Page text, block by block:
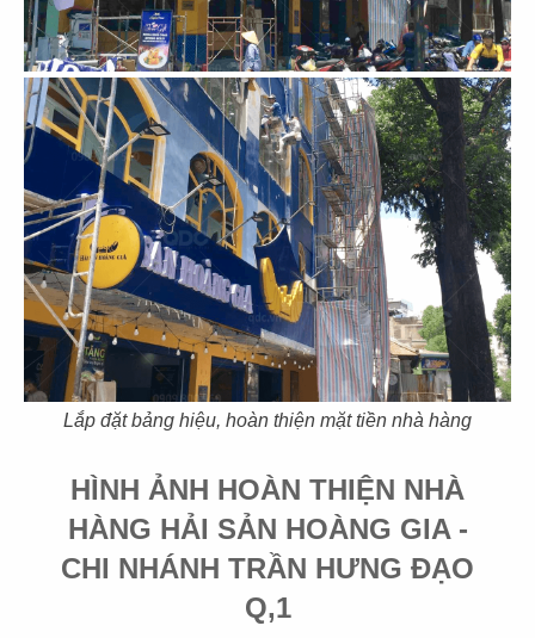
Lắp đặt bảng hiệu, hoàn thiện mặt tiền nhà hàng
HÌNH ẢNH HOÀN THIỆN NHÀ
HÀNG HẢI SẢN HOÀNG GIA -
CHI NHÁNH TRẦN HƯNG ĐẠO
Q,1
95
LAMBRO
CN Q.3
96
SƠN THỦY
CN Phạm Ngọc Thạch
97
HANA VEGETARIAN
CN Bình Tân
98
VÔ ÚY
CN Gò Vấp
DIỆU CÁT TƯỜNG
CN Tân Bình
100
CN Nauy